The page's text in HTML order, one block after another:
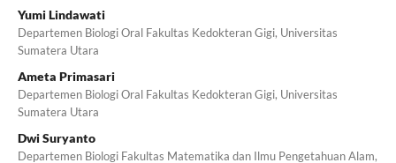
Yumi Lindawati
Departemen Biologi Oral Fakultas Kedokteran Gigi, Universitas
Sumatera Utara
Ameta Primasari
Departemen Biologi Oral Fakultas Kedokteran Gigi, Universitas
Sumatera Utara
Dwi Suryanto
Departemen Biologi Fakultas Matematika dan Ilmu Pengetahuan Alam,